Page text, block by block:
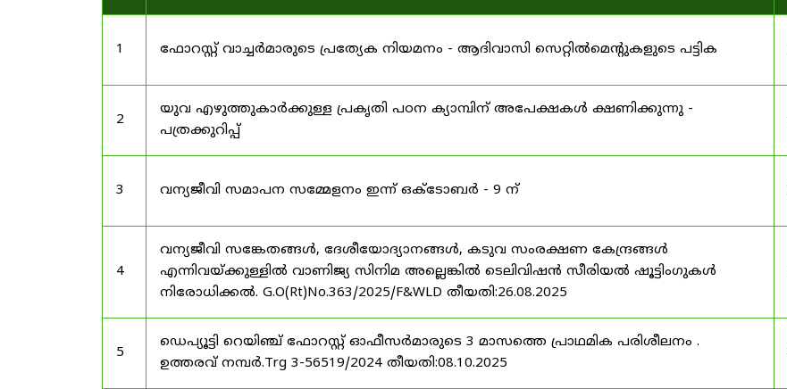
1 ഫോറസ്റ്റ് വാച്ചർമാരുടെ പ്രത്യേക നിയമനം - ആദിവാസി സെറ്റിൽമെന്റുകളുടെ പട്ടിക
2
യുവ എഴുത്തുകാർക്കുള്ള പ്രകൃതി പഠന ക്യാമ്പിന് അപേക്ഷകൾ ക്ഷണിക്കുന്നു -
പത്രക്കുറിപ്പ്
3 വന്യജീവി സമാപന സമ്മേളനം ഇന്ന് ഒക്ടോബർ - 9 ന്
4
വന്യജീവി സങ്കേതങ്ങൾ, ദേശീയോദ്യാനങ്ങൾ, കടുവ സംരക്ഷണ കേന്ദ്രങ്ങൾ
എന്നിവയ്ക്കുള്ളിൽ വാണിജ്യ സിനിമ അല്ലെങ്കിൽ ടെലിവിഷൻ സീരിയൽ ഷൂട്ടിംഗുകൾ
നിരോധിക്കൽ. G.O(Rt)No.363/2025/F&WLD തീയതി:26.08.2025
5
ഡെപ്യൂട്ടി റെയിഞ്ച് ഫോറസ്റ്റ് ഓഫീസർമാരുടെ 3 മാസത്തെ പ്രാഥമിക പരിശീലനം .
ഉത്തരവ് നമ്പർ.Trg 3-56519/2024 തീയതി:08.10.2025